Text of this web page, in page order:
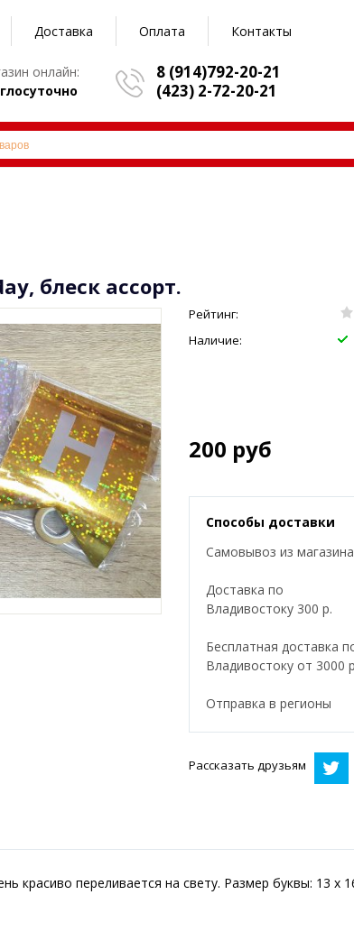
Доставка Оплата Контакты
онлайн:
8 (914)792-20-21
(423) 2-72-20-21
блеск ассорт.
Рейтинг:
Наличие:
200 руб
Способы доставки
Самовывоз из магазина
Доставка по
Владивостоку 300 р.
Бесплатная доставка
Владивостоку от 3000
Отправка в регионы
Рассказать друзьям
красиво переливается на свету. Размер буквы: 13 х